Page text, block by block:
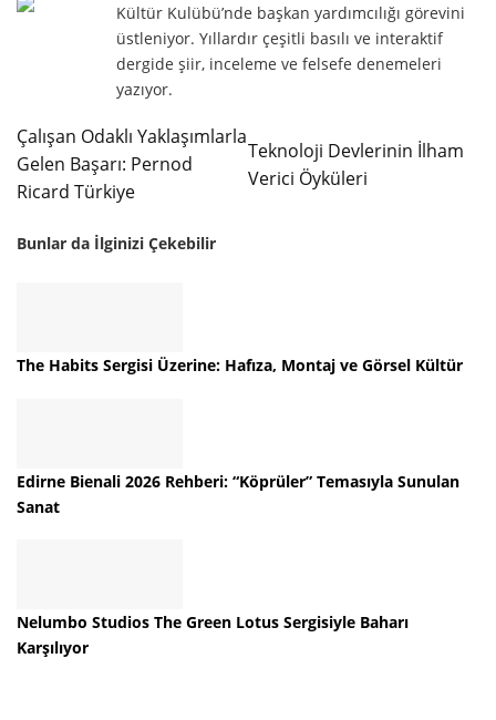
Kültür Kulübü’nde başkan yardımcılığı görevini
üstleniyor. Yıllardır çeşitli basılı ve interaktif
dergide şiir, inceleme ve felsefe denemeleri
yazıyor.
Çalışan Odaklı Yaklaşımlarla
Gelen Başarı: Pernod
Ricard Türkiye
Teknoloji Devlerinin İlham
Verici Öyküleri
Bunlar da İlginizi Çekebilir
The Habits Sergisi Üzerine: Hafıza, Montaj ve Görsel Kültür
Edirne Bienali 2026 Rehberi: “Köprüler” Temasıyla Sunulan
Sanat
Nelumbo Studios The Green Lotus Sergisiyle Baharı
Karşılıyor